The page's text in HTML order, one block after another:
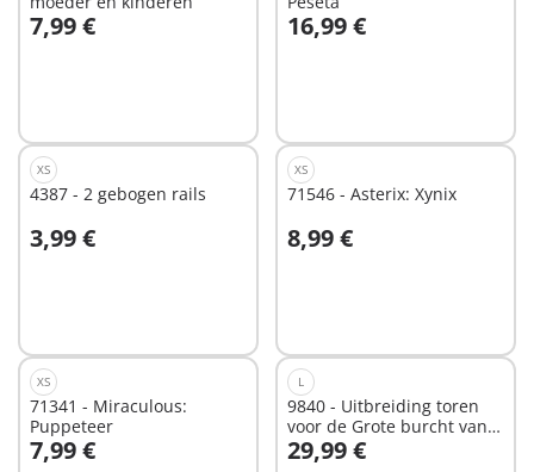
7,99 €
In winkelwagen 16,99 €
In winkelwagen
XS
4387 - 2 gebogen rails
3,99 €
In winkelwagen
XS
71546 - Asterix: Xynix
8,99 €
In winkelwagen
XS
71341 - Miraculous:
Puppeteer
7,99 €
In winkelwagen
L
9840 - Uitbreiding toren
voor de Grote burcht van
de Novelmore ridders
29,99 €
In winkelwagen